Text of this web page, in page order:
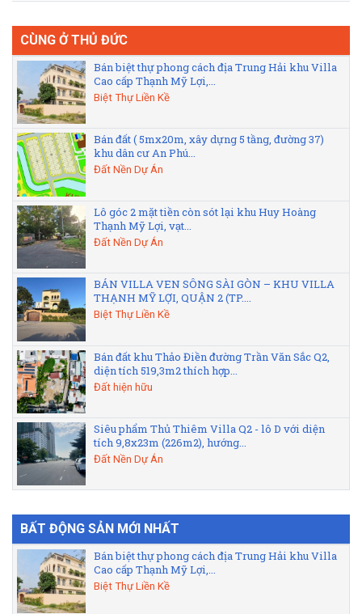
CÙNG Ở THỦ ĐỨC
Bán biệt thự phong cách địa Trung Hải khu Villa
Cao cấp Thạnh Mỹ Lợi,...
Biệt Thự Liền Kề
Bán đất ( 5mx20m, xây dựng 5 tầng, đường 37)
khu dân cư An Phú...
Đất Nền Dự Án
Lô góc 2 mặt tiền còn sót lại khu Huy Hoàng
Thạnh Mỹ Lợi, vạt...
Đất Nền Dự Án
BÁN VILLA VEN SÔNG SÀI GÒN – KHU VILLA
THẠNH MỸ LỢI, QUẬN 2 (TP....
Biệt Thự Liền Kề
Bán đất khu Thảo Điền đường Trần Văn Sắc Q2,
diện tích 519,3m2 thích hợp...
Đất hiện hữu
Siêu phẩm Thủ Thiêm Villa Q2 - lô D với diện
tích 9,8x23m (226m2), hướng...
Đất Nền Dự Án
BẤT ĐỘNG SẢN MỚI NHẤT
Bán biệt thự phong cách địa Trung Hải khu Villa
Cao cấp Thạnh Mỹ Lợi,...
Biệt Thự Liền Kề